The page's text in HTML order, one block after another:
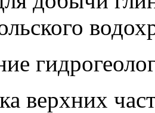
верхних